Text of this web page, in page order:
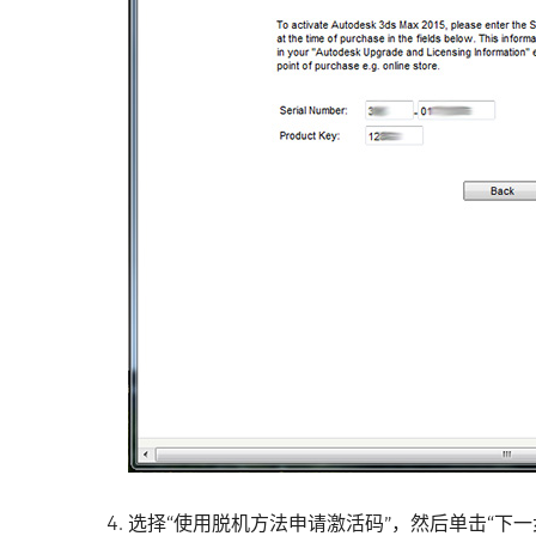
选择“使用脱机方法申请激活码”，然后单击“下